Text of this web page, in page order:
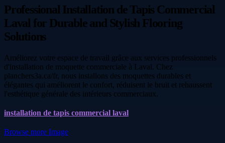
Professional Installation de Tapis Commercial
Laval for Durable and Stylish Flooring
Solutions
Améliorez votre espace de travail grâce aux services professionnels
d'installation de moquette commerciale à Laval. Chez
planchers3a.ca/fr, nous installons des moquettes durables et
élégantes qui améliorent le confort, réduisent le bruit et rehaussent
l'esthétique générale des intérieurs commerciaux.
installation de tapis commercial laval
Browse more Image